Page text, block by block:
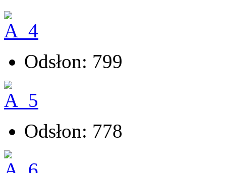
Odsłon: 799
Odsłon: 778